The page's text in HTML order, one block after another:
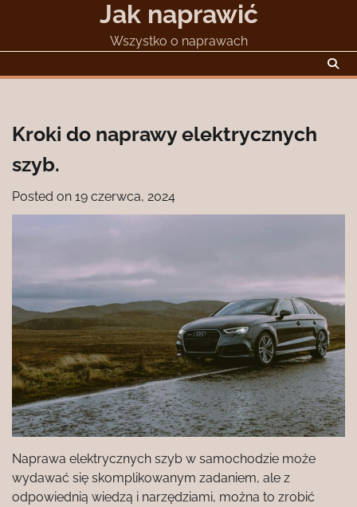
Jak naprawić
Wszystko o naprawach
Kroki do naprawy elektrycznych
szyb.
Posted on 19 czerwca, 2024
Naprawa elektrycznych szyb w samochodzie może
wydawać się skomplikowanym zadaniem, ale z
odpowiednią wiedzą i narzędziami, można to zrobić